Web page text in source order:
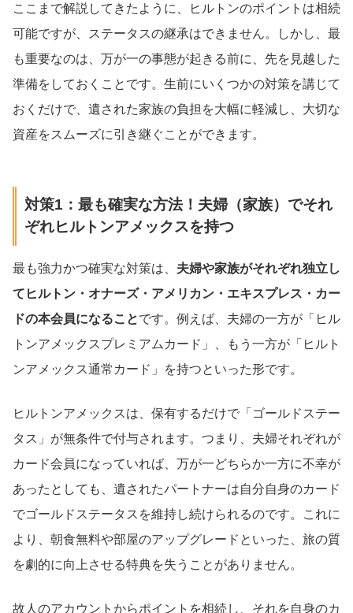
ここまで解説してきたように、ヒルトンのポイントは相続
可能ですが、ステータスの継承はできません。しかし、最
も重要なのは、万が一の事態が起きる前に、先を見越した
準備をしておくことです。生前にいくつかの対策を講じて
おくだけで、遺された家族の負担を大幅に軽減し、大切な
資産をスムーズに引き継ぐことができます。
対策1：最も確実な方法！夫婦（家族）でそれ
ぞれヒルトンアメックスを持つ
最も強力かつ確実な対策は、 夫婦や家族がそれぞれ独立し
てヒルトン・オナーズ・アメリカン・エキスプレス・カー
ドの本会員になることです。例えば、夫婦の一方が「ヒル
トンアメックスプレミアムカード」、もう一方が「ヒルト
ンアメックス通常カード」を持つといった形です。
ヒルトンアメックスは、保有するだけで「ゴールドステー
タス」が無条件で付与されます。つまり、夫婦それぞれが
カード会員になっていれば、万が一どちらか一方に不幸が
あったとしても、遺されたパートナーは自分自身のカード
でゴールドステータスを維持し続けられるのです。これに
より、朝食無料や部屋のアップグレードといった、旅の質
を劇的に向上させる特典を失うことがありません。
故人のアカウントからポイントを相続し、それを自身のカ